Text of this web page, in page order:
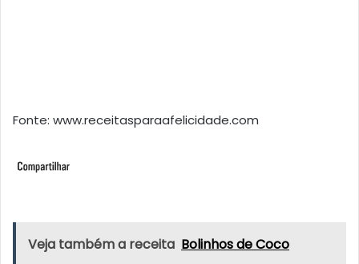
Fonte: www.receitasparaafelicidade.com
Veja também a receita Bolinhos de Coco